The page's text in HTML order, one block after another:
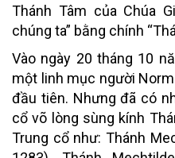
Thánh Tâm của Chúa
chúng ta” bằng chính
Vào ngày 20 tháng 10
một linh mục người
đầu tiên. Nhưng đã có
cổ võ lòng sùng kính
Trung cổ như: Thánh